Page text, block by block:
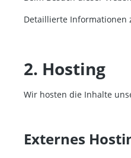
Detaillierte Informationen
2. Hosting
Wir hosten die Inhalte
Externes